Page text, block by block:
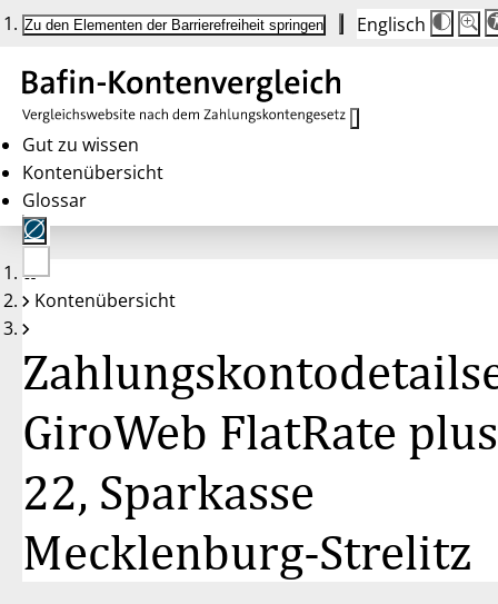
Zu den Elementen der Barrierefreiheit springen Englisch
Die
auf
100
100
Gut zu wissen
Kontenübersicht
Glossar
Keine
Konten
Kontenübersicht
GiroWeb FlatRate plus
22, Sparkasse
Mecklenburg-Strelitz